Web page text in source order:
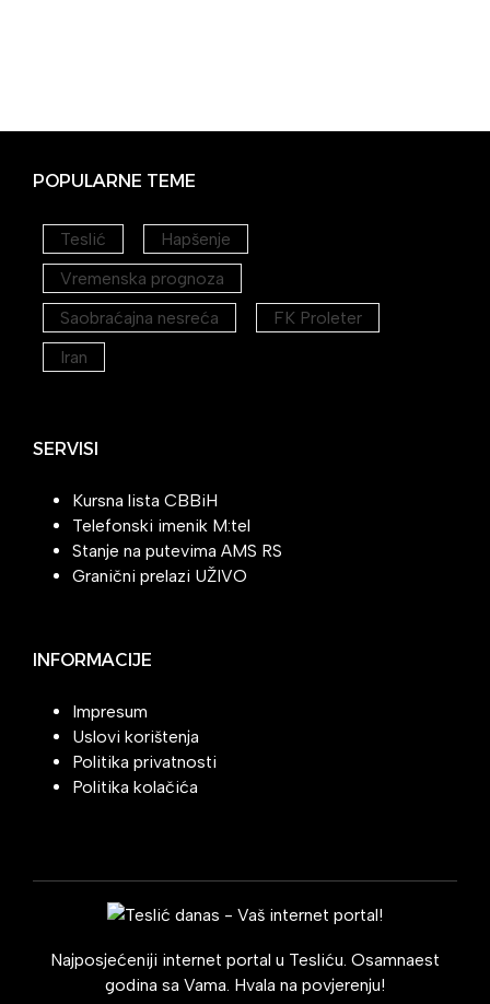
POPULARNE TEME
Teslić
Hapšenje
Vremenska prognoza
Saobraćajna nesreća
FK Proleter
Iran
SERVISI
Kursna lista CBBiH
Telefonski imenik M:tel
Stanje na putevima AMS RS
Granični prelazi UŽIVO
INFORMACIJE
Impresum
Uslovi korištenja
Politika privatnosti
Politika kolačića
Najposjećeniji internet portal u Tesliću. Osamnaest
godina sa Vama. Hvala na povjerenju!